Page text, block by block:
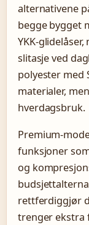
alternativene
begge bygget
YKK-
slitasje ved
polyester med
materialer,
hverdagsbruk.
Premium-
funksjoner
og
rettferdiggjør
trenger ekstra